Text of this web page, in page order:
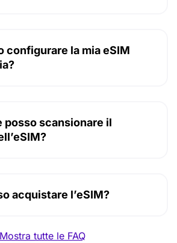
configurare la mia eSIM
posso scansionare il
acquistare l’eSIM?
Mostra tutte le FAQ